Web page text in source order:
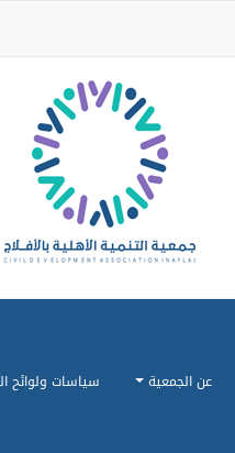
عن الجمعية سياسات ولوائح